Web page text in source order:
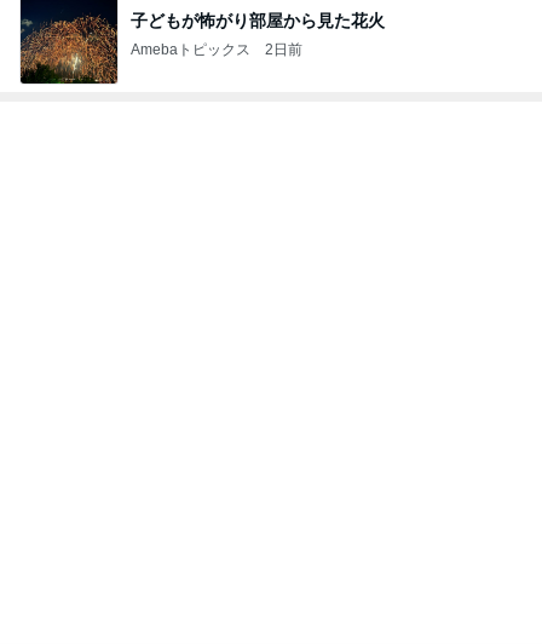
子どもが怖がり部屋から見た花火
Amebaトピックス 2日前